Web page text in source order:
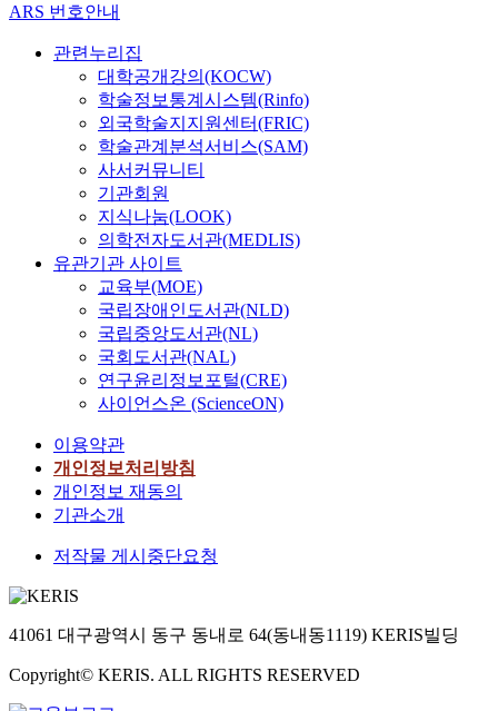
ARS 번호안내
관련누리집
대학공개강의(KOCW)
학술정보통계시스템(Rinfo)
외국학술지지원센터(FRIC)
학술관계분석서비스(SAM)
사서커뮤니티
기관회원
지식나눔(LOOK)
의학전자도서관(MEDLIS)
유관기관 사이트
교육부(MOE)
국립장애인도서관(NLD)
국립중앙도서관(NL)
국회도서관(NAL)
연구윤리정보포털(CRE)
사이언스온 (ScienceON)
이용약관
개인정보처리방침
개인정보 재동의
기관소개
저작물 게시중단요청
41061 대구광역시 동구 동내로 64(동내동1119) KERIS빌딩
Copyright© KERIS. ALL RIGHTS RESERVED